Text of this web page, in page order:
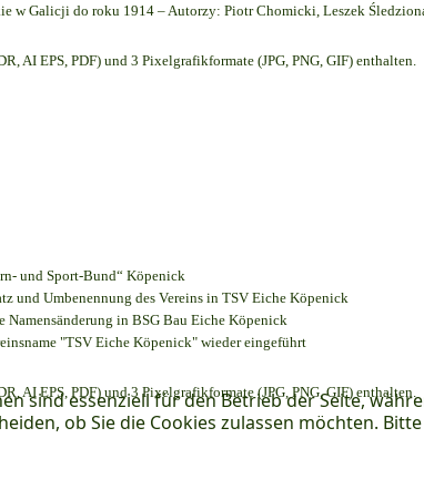
sind essenziell für den Betrieb der Seite,
ob Sie die Cookies zulassen möchten.
w Galicji do roku 1914 – Autorzy: Piotr Chomicki, Leszek
AI EPS, PDF) und 3 Pixelgrafikformate (JPG, PNG, GIF) enthalten.
und Sport-Bund“ Köpenick
und Umbenennung des Vereins in TSV Eiche Köpenick
Namensänderung in BSG Bau Eiche Köpenick
"TSV Eiche Köpenick" wieder eingeführt
AI EPS, PDF) und 3 Pixelgrafikformate (JPG, PNG, GIF) enthalten.